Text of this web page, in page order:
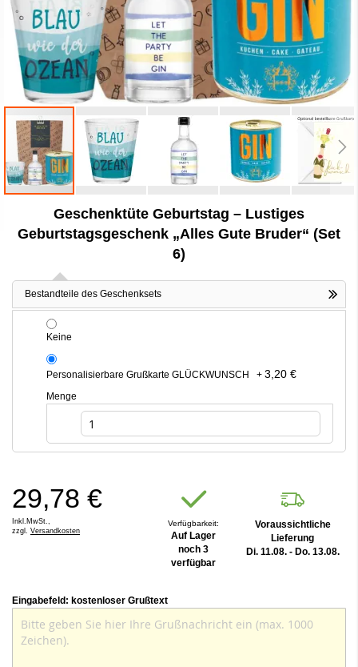
Geschenktüte Geburtstag – Lustiges
Geburtstagsgeschenk „Alles Gute Bruder“ (Set
6)
Bestandteile des Geschenksets
Keine
Personalisierbare Grußkarte GLÜCKWUNSCH + 3,20 €
Menge
29,78 €
Inkl.MwSt.,
zzgl. Versandkosten
Verfügbarkeit:
Auf Lager
noch 3
verfügbar
Voraussichtliche
Lieferung
Di. 11.08. - Do. 13.08.
Eingabefeld: kostenloser Grußtext